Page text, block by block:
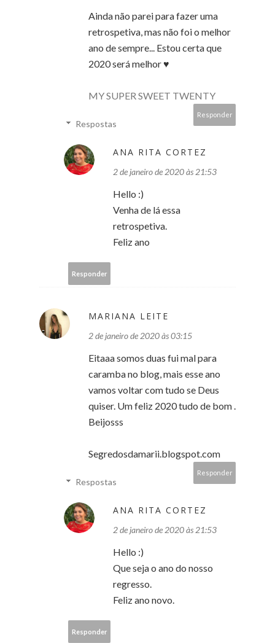
Ainda não parei para fazer uma
retrospetiva, mas não foi o melhor
ano de sempre... Estou certa que
2020 será melhor ♥
MY SUPER SWEET TWENTY
Responder
Respostas
ANA RITA CORTEZ
2 de janeiro de 2020 às 21:53
Hello :)
Venha de lá essa
retrospetiva.
Feliz ano
Responder
MARIANA LEITE
2 de janeiro de 2020 às 03:15
Eitaaa somos duas fui mal para
caramba no blog, mais esse ano
vamos voltar com tudo se Deus
quiser. Um feliz 2020 tudo de bom .
Beijosss
Segredosdamarii.blogspot.com
Responder
Respostas
ANA RITA CORTEZ
2 de janeiro de 2020 às 21:53
Hello :)
Que seja o ano do nosso
regresso.
Feliz ano novo.
Responder